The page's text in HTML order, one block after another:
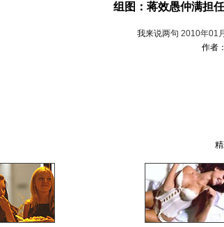
组图：蒋效愚仲满担
我来说两句 2010年01
作者